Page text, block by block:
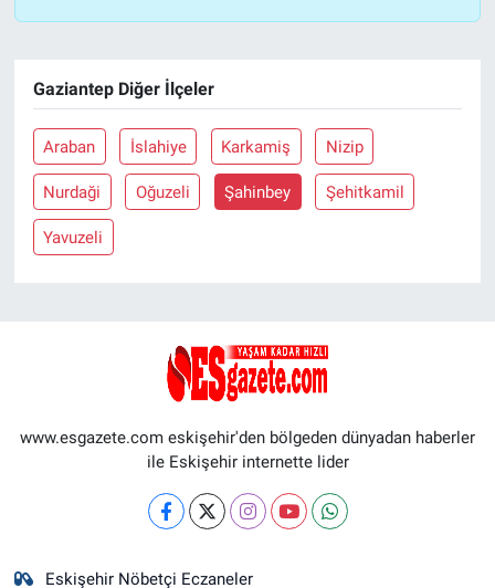
Gaziantep Diğer İlçeler
Araban İslahiye Karkamiş Nizip
Nurdaği Oğuzeli Şahinbey Şehitkamil
Yavuzeli
www.esgazete.com eskişehir'den bölgeden dünyadan haberler
ile Eskişehir internette lider
Eskişehir Nöbetçi Eczaneler